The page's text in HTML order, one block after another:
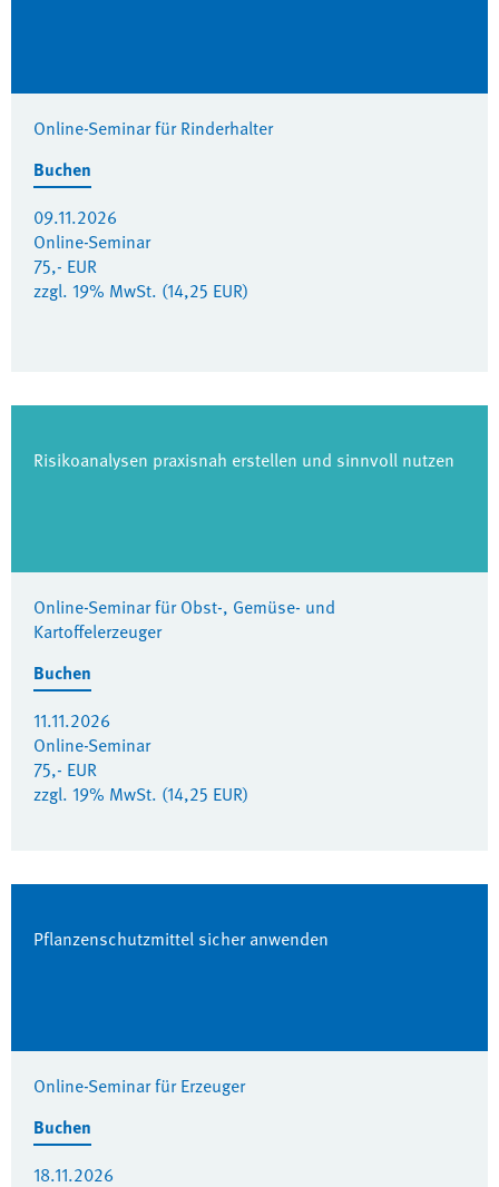
Online-Seminar für Rinderhalter
Buchen
09.11.2026
Online-Seminar
75,- EUR
zzgl. 19% MwSt. (14,25 EUR)
Risikoanalysen praxisnah erstellen und sinnvoll nutzen
Online-Seminar für Obst-, Gemüse- und
Kartoffelerzeuger
Buchen
11.11.2026
Online-Seminar
75,- EUR
zzgl. 19% MwSt. (14,25 EUR)
Pflanzenschutzmittel sicher anwenden
Online-Seminar für Erzeuger
Buchen
18.11.2026